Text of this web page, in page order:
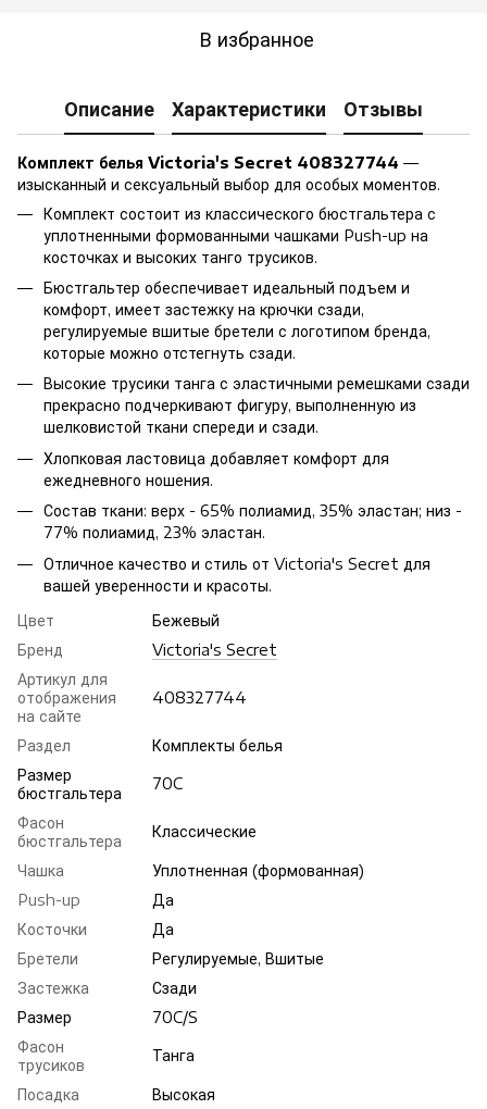
В избранное
Описание Характеристики Отзывы
Комплект белья Victoria's Secret 408327744 —
изысканный и сексуальный выбор для особых моментов.
Комплект состоит из классического бюстгальтера с
уплотненными формованными чашками Push-up на
косточках и высоких танго трусиков.
Бюстгальтер обеспечивает идеальный подъем и
комфорт, имеет застежку на крючки сзади,
регулируемые вшитые бретели с логотипом бренда,
которые можно отстегнуть сзади.
Высокие трусики танга с эластичными ремешками сзади
прекрасно подчеркивают фигуру, выполненную из
шелковистой ткани спереди и сзади.
Хлопковая ластовица добавляет комфорт для
ежедневного ношения.
Состав ткани: верх - 65% полиамид, 35% эластан; низ -
77% полиамид, 23% эластан.
Отличное качество и стиль от Victoria's Secret для
вашей уверенности и красоты.
Цвет
Бежевый
Бренд
Victoria's Secret
Артикул для
отображения
на сайте
408327744
Раздел
Комплекты белья
Размер
бюстгальтера
70C
Фасон
бюстгальтера
Классические
Чашка
Уплотненная (формованная)
Push-up
Да
Косточки
Да
Бретели
Регулируемые, Вшитые
Застежка
Сзади
Размер
70C/S
Фасон
трусиков
Танга
Посадка
Высокая